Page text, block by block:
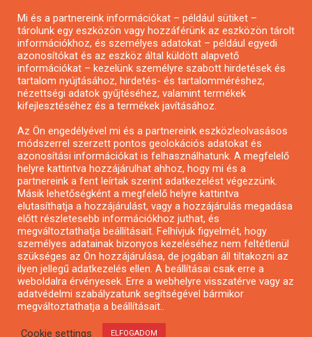
Pályázatírás civil szervezeteknek
Pályázatírás önkormányzatoknak
Pályázatfigyelés
Specifikus pályázatfigyelés vagy hírlevél
Pályázatok magánszemélyeknek
Pályázatok civil szervezeteknek
Pályázatok vállalkozásoknak
Önkormányzati pályázatok
Mezőgazdasági pályázatok
Falusi turizmus pályázatok
Napelem pályázatok
GINOP pályázatok
Mi és a partnereink információkat – például sütiket –
tárolunk egy eszközön vagy hozzáférünk az eszközön tárolt
információkhoz, és személyes adatokat – például egyedi
azonosítókat és az eszköz által küldött alapvető
információkat – kezelünk személyre szabott hirdetések és
tartalom nyújtásához, hirdetés- és tartalomméréshez,
nézettségi adatok gyűjtéséhez, valamint termékek
kifejlesztéséhez és a termékek javításához.
Az Ön engedélyével mi és a partnereink eszközleolvasásos
módszerrel szerzett pontos geolokációs adatokat és
azonosítási információkat is felhasználhatunk. A megfelelő
helyre kattintva hozzájárulhat ahhoz, hogy mi és a
partnereink a fent leírtak szerint adatkezelést végezzünk.
Másik lehetőségként a megfelelő helyre kattintva
elutasíthatja a hozzájárulást, vagy a hozzájárulás megadása
előtt részletesebb információkhoz juthat, és
megváltoztathatja beállításait. Felhívjuk figyelmét, hogy
személyes adatainak bizonyos kezeléséhez nem feltétlenül
szükséges az Ön hozzájárulása, de jogában áll tiltakozni az
ilyen jellegű adatkezelés ellen. A beállításai csak erre a
weboldalra érvényesek. Erre a webhelyre visszatérve vagy az
adatvédelmi szabályzatunk segítségével bármikor
megváltoztathatja a beállításait..
Cookie settings ELFOGADOM